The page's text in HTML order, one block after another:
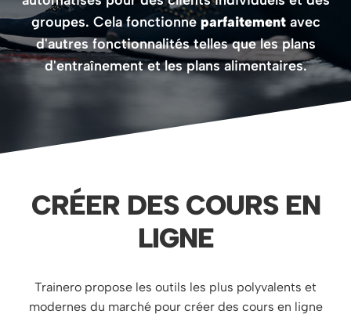
groupes. Cela fonctionne parfaitementavec
d'autres fonctionnalités telles que les plans
d'entraînement et les plans alimentaires.
CRÉER DES COURS EN
LIGNE
Trainero propose les outils les plus polyvalents et
modernes du marché pour créer des cours en ligne